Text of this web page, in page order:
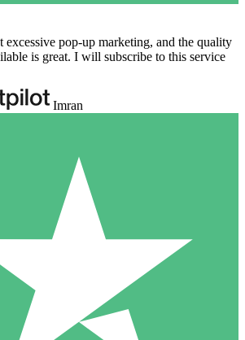
excessive pop-up marketing, and the quality
is great. I will subscribe to this service
Imran